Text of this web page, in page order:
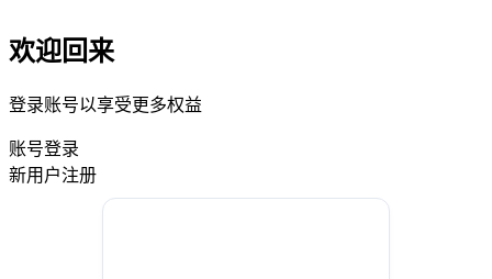
欢迎回来
登录账号以享受更多权益
账号登录
新用户注册